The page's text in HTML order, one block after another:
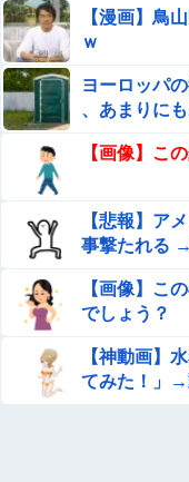
【漫画】鳥
ｗ
ヨーロッパ
、あまりに
【画像】こ
【悲報】ア
事撃たれる
【画像】こ
でしょう？
【神動画】
てみた！」